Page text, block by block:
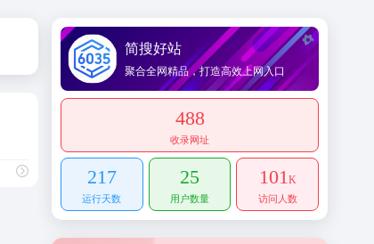
简搜好站
聚合全网精品，打造高效上网入口
488
收录网址
217
运行天数
25
用户数量
101K
访问人数